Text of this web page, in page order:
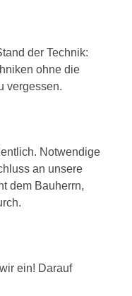
der Technik:
ohne die
vergessen.
Notwendige
an unsere
dem Bauherrn,
ein! Darauf